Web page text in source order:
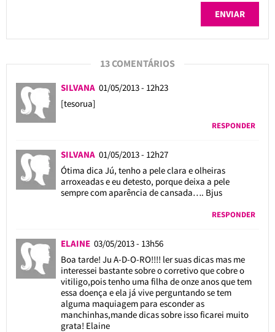
13 COMENTÁRIOS
SILVANA 01/05/2013 - 12h23
[tesorua]
RESPONDER
SILVANA 01/05/2013 - 12h27
Ótima dica Jú, tenho a pele clara e olheiras
arroxeadas e eu detesto, porque deixa a pele
sempre com aparência de cansada…. Bjus
RESPONDER
ELAINE 03/05/2013 - 13h56
Boa tarde! Ju A-D-O-RO!!!! ler suas dicas mas me
interessei bastante sobre o corretivo que cobre o
vitiligo,pois tenho uma filha de onze anos que tem
essa doença e ela já vive perguntando se tem
alguma maquiagem para esconder as
manchinhas,mande dicas sobre isso ficarei muito
grata! Elaine